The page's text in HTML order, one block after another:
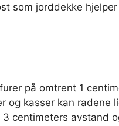
som jorddekke
på omtrent 1
og kasser kan radene
centimeters avstand